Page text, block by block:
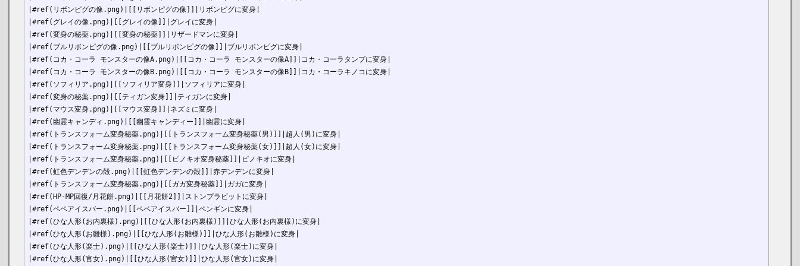
|#ref(リボンピグの像.png)|[[リボンピグの像]]|リボンピグに変身|
|#ref(グレイの像.png)|[[グレイの像]]|グレイに変身|
|#ref(変身の秘薬.png)|[[変身の秘薬]]|リザードマンに変身|
|#ref(ブルリボンピグの像.png)|[[ブルリボンピグの像]]|ブルリボンピグに変身|
|#ref(コカ・コーラ モンスターの像A.png)|[[コカ・コーラ モンスターの像A]]|コカ・コーラタンプに変身|
|#ref(コカ・コーラ モンスターの像B.png)|[[コカ・コーラ モンスターの像B]]|コカ・コーラキノコに変身|
|#ref(ソフィリア.png)|[[ソフィリア変身]]|ソフィリアに変身|
|#ref(変身の秘薬.png)|[[ティガン変身]]|ティガンに変身|
|#ref(マウス変身.png)|[[マウス変身]]|ネズミに変身|
|#ref(幽霊キャンディ.png)|[[幽霊キャンディー]]|幽霊に変身|
|#ref(トランスフォーム変身秘薬.png)|[[トランスフォーム変身秘薬(男)]]|超人(男)に変身|
|#ref(トランスフォーム変身秘薬.png)|[[トランスフォーム変身秘薬(女)]]|超人(女)に変身|
|#ref(トランスフォーム変身秘薬.png)|[[ピノキオ変身秘薬]]|ピノキオに変身|
|#ref(虹色デンデンの殻.png)|[[虹色デンデンの殻]]|赤デンデンに変身|
|#ref(トランスフォーム変身秘薬.png)|[[ガガ変身秘薬]]|ガガに変身|
|#ref(HP-MP回復/月花餅.png)|[[月花餅2]]|ストンプラビットに変身|
|#ref(ペペアイスバー.png)|[[ペペアイスバー]]|ペンギンに変身|
|#ref(ひな人形(お内裏様).png)|[[ひな人形(お内裏様)]]|ひな人形(お内裏様)に変身|
|#ref(ひな人形(お雛様).png)|[[ひな人形(お雛様)]]|ひな人形(お雛様)に変身|
|#ref(ひな人形(楽士).png)|[[ひな人形(楽士)]]|ひな人形(楽士)に変身|
|#ref(ひな人形(官女).png)|[[ひな人形(官女)]]|ひな人形(官女)に変身|